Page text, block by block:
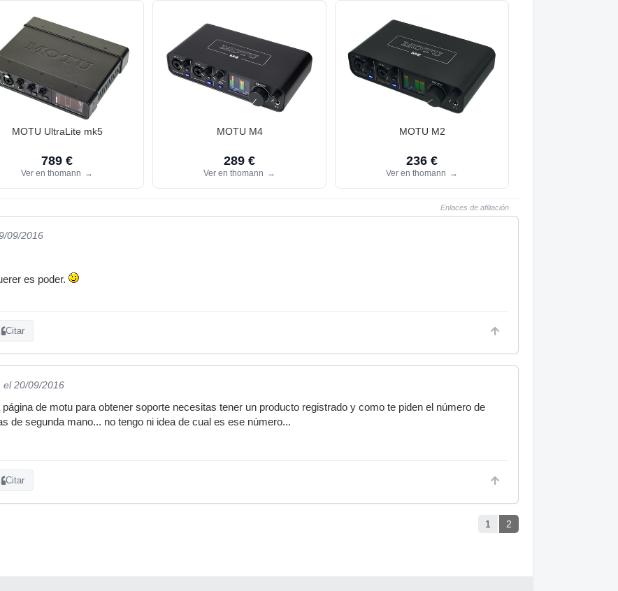
MOTU UltraLite mk5
789 €
Ver en thomann →
MOTU M4
289 €
Ver en thomann →
MOTU M2
236 €
Ver en thomann →
Enlaces de afiliación
09/2016
es poder.
Citar
el 20/09/2016
de motu para obtener soporte necesitas tener un producto registrado y como te piden el número de
de segunda mano... no tengo ni idea de cual es ese número...
Citar
1 2